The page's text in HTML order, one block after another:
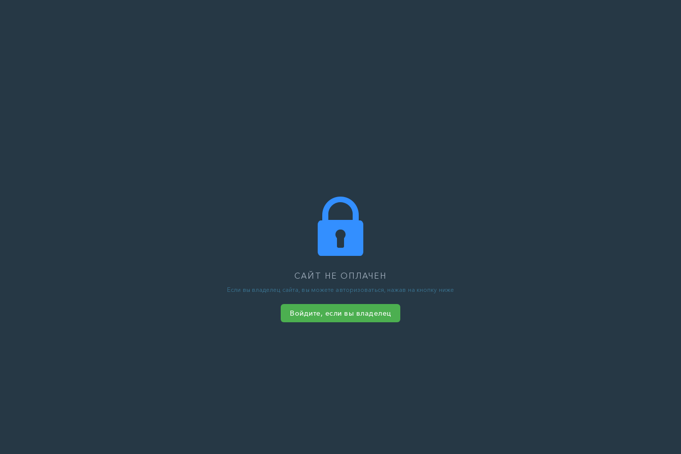
САЙТ НЕ ОПЛАЧЕН
Если вы владелец сайта, вы можете авторизоваться, нажав на кнопку ниже
Войдите, если вы владелец